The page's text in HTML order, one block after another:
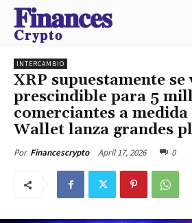
𝐅𝐢𝐧𝐚𝐧𝐜𝐞𝐬
𝐂𝐫𝐲𝐩𝐭𝐨
INTERCAMBIO
XRP supuestamente se
prescindible para 5
comerciantes a
Wallet lanza grandes
Por Financescrypto April 17, 2026 0